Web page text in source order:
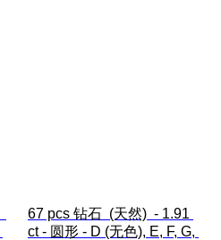
67 pcs 钻石  (天然)  - 1.91
ct - 圆形 - D (无色), E, F, G,